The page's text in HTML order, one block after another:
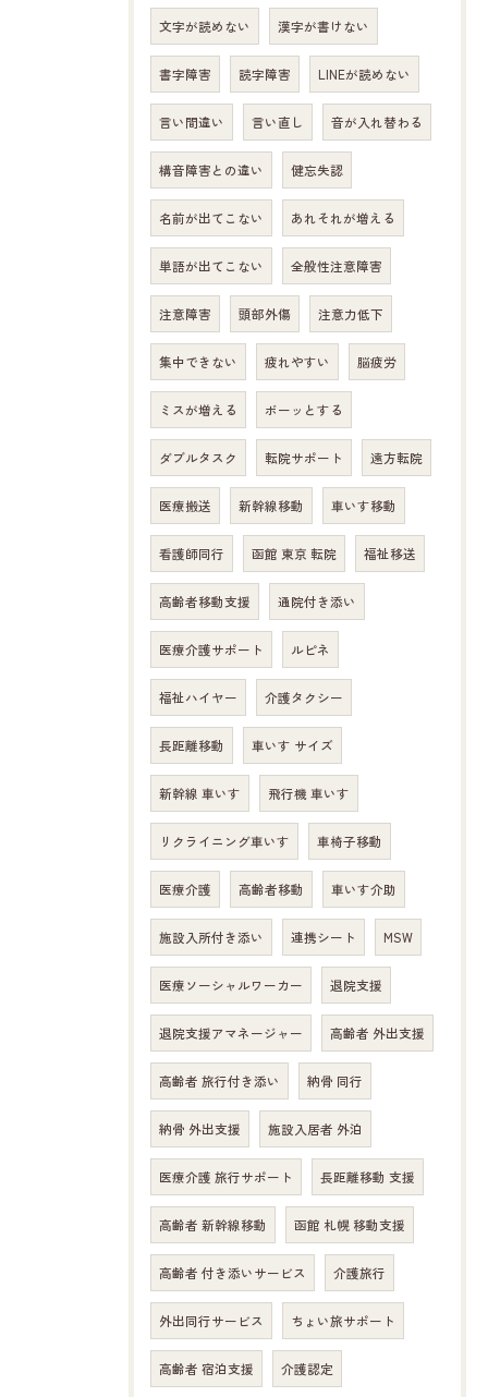
文字が読めない 漢字が書けない
書字障害 読字障害 LINEが読めない
言い間違い 言い直し 音が入れ替わる
構音障害との違い 健忘失認
名前が出てこない あれそれが増える
単語が出てこない 全般性注意障害
注意障害 頭部外傷 注意力低下
集中できない 疲れやすい 脳疲労
ミスが増える ボーッとする
ダブルタスク 転院サポート 遠方転院
医療搬送 新幹線移動 車いす移動
看護師同行 函館 東京 転院 福祉移送
高齢者移動支援 通院付き添い
医療介護サポート ルピネ
福祉ハイヤー 介護タクシー
長距離移動 車いす サイズ
新幹線 車いす 飛行機 車いす
リクライニング車いす 車椅子移動
医療介護 高齢者移動 車いす介助
施設入所付き添い 連携シート MSW
医療ソーシャルワーカー 退院支援
退院支援アマネージャー 高齢者 外出支援
高齢者 旅行付き添い 納骨 同行
納骨 外出支援 施設入居者 外泊
医療介護 旅行サポート 長距離移動 支援
高齢者 新幹線移動 函館 札幌 移動支援
高齢者 付き添いサービス 介護旅行
外出同行サービス ちょい旅サポート
高齢者 宿泊支援 介護認定